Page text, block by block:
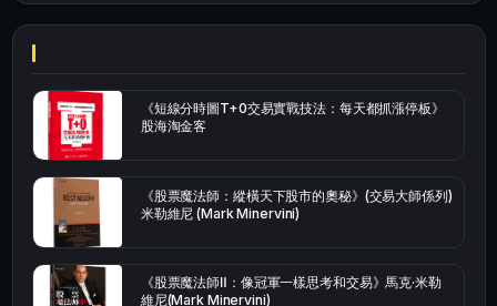
《短線分時圖T+0交易實戰技法：每天都抓漲停板》
股海淘金客
《股票魔法師：縱橫天下股市的奧秘》(交易大師係列)
米勒維尼 (Mark Minervini)
《股票魔法師Ⅱ：像冠軍一樣思考和交易》馬克·米勒
維尼(Mark Minervini)